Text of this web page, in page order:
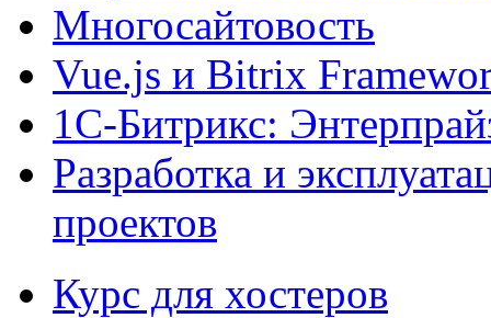
Многосайтовость
Vue.js и Bitrix
1С-Битрикс:
Разработка и
проектов
Курс для хостеров